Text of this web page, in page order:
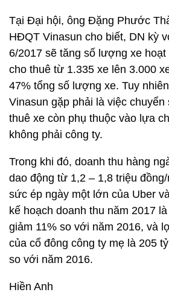
Tại Đại hội, ông Đặng Phước
HĐQT Vinasun cho biết, DN kỳ
6/2017 sẽ tăng số lượng xe
cho thuê từ 1.335 xe lên 3.000
47% tổng số lượng xe. Tuy
Vinasun gặp phải là việc
thuê xe còn phụ thuộc vào lựa
không phải công ty.
Trong khi đó, doanh thu hàng
dao động từ 1,2 – 1,8 triệu
sức ép ngày một lớn của Uber
kế hoạch doanh thu năm 2017
giảm 11% so với năm 2016, và
của cổ đông công ty mẹ là 205
so với năm 2016.
Hiền Anh